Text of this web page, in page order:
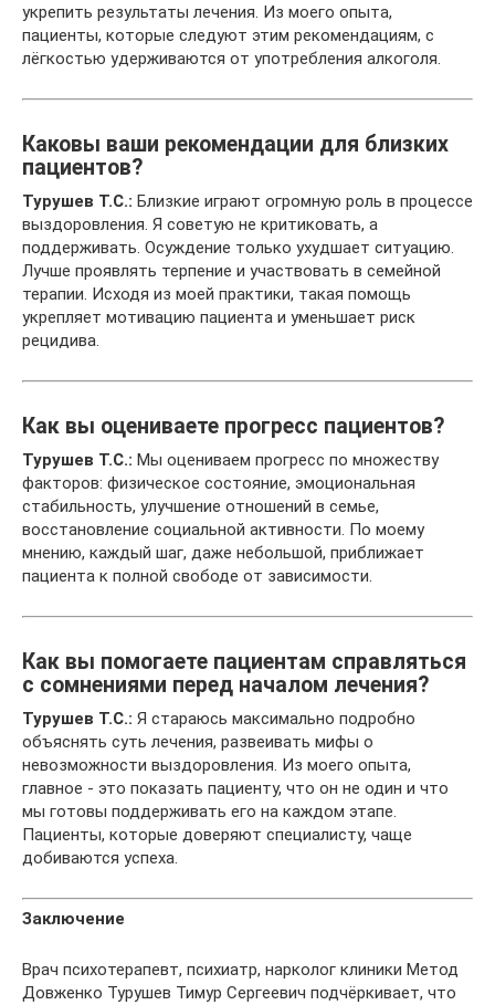
укрепить результаты лечения. Из моего опыта,
пациенты, которые следуют этим рекомендациям, с
лёгкостью удерживаются от употребления алкоголя.
Каковы ваши рекомендации для близких
пациентов?
Турушев Т.С.: Близкие играют огромную роль в процессе
выздоровления. Я советую не критиковать, а
поддерживать. Осуждение только ухудшает ситуацию.
Лучше проявлять терпение и участвовать в семейной
терапии. Исходя из моей практики, такая помощь
укрепляет мотивацию пациента и уменьшает риск
рецидива.
Как вы оцениваете прогресс пациентов?
Турушев Т.С.: Мы оцениваем прогресс по множеству
факторов: физическое состояние, эмоциональная
стабильность, улучшение отношений в семье,
восстановление социальной активности. По моему
мнению, каждый шаг, даже небольшой, приближает
пациента к полной свободе от зависимости.
Как вы помогаете пациентам справляться
с сомнениями перед началом лечения?
Турушев Т.С.: Я стараюсь максимально подробно
объяснять суть лечения, развеивать мифы о
невозможности выздоровления. Из моего опыта,
главное - это показать пациенту, что он не один и что
мы готовы поддерживать его на каждом этапе.
Пациенты, которые доверяют специалисту, чаще
добиваются успеха.
Заключение
Врач психотерапевт, психиатр, нарколог клиники Метод
Довженко Турушев Тимур Сергеевич подчёркивает, что